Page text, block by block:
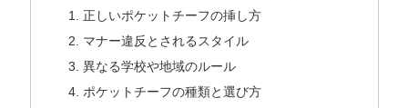
正しいポケットチーフの挿し方
マナー違反とされるスタイル
異なる学校や地域のルール
ポケットチーフの種類と選び方